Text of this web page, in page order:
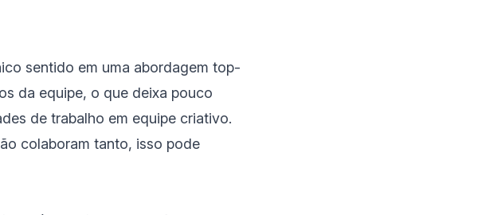
sentido em uma abordagem top-
da equipe, o que deixa pouco
de trabalho em equipe criativo.
colaboram tanto, isso pode